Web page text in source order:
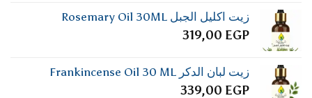
زيت اكليل الجبل Rosemary Oil 30ML
319,00 EGP
زيت لبان الدكر Frankincense Oil 30 ML
339,00 EGP